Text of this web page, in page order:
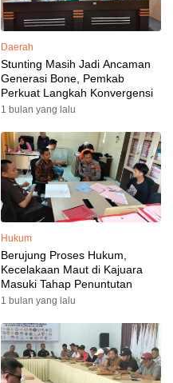
Daerah
Stunting Masih Jadi Ancaman
Generasi Bone, Pemkab
Perkuat Langkah Konvergensi
1 bulan yang lalu
Hukum
Berujung Proses Hukum,
Kecelakaan Maut di Kajuara
Masuki Tahap Penuntutan
1 bulan yang lalu